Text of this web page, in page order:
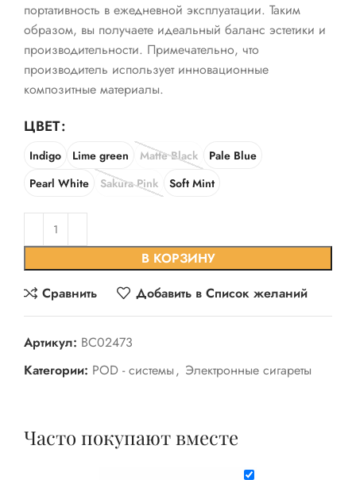
портативность в ежедневной эксплуатации. Таким
образом, вы получаете идеальный баланс эстетики и
производительности. Примечательно, что
производитель использует инновационные
композитные материалы.
ЦВЕТ
Indigo Lime green Matte Black
Pale Blue
Pearl White
Sakura Pink Soft Mint
В КОРЗИНУ
Сравнить
Добавить в Список желаний
Артикул: BC02473
Категории: POD - системы, Электронные сигареты
Часто покупают вместе